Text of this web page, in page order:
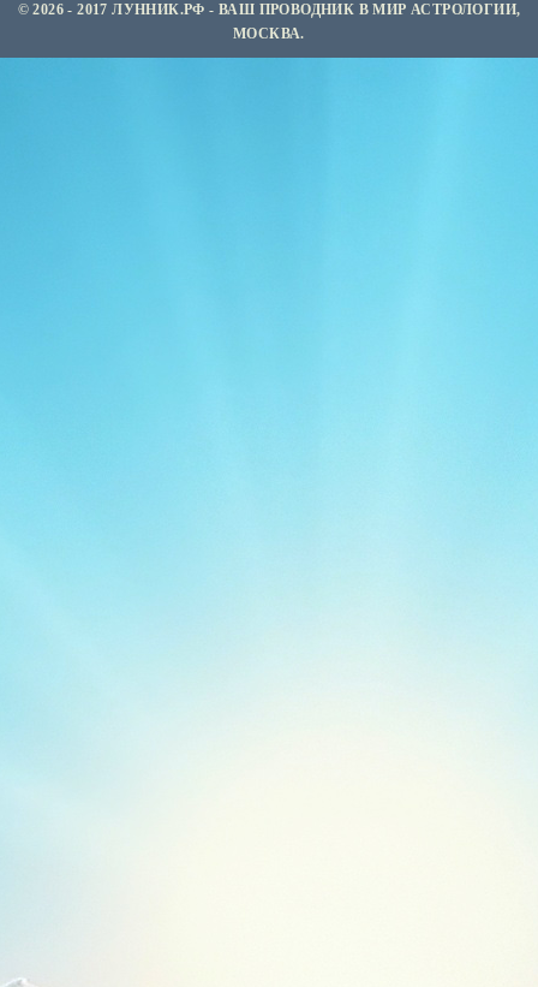
© 2026 - 2017 ЛУННИК.РФ - ВАШ ПРОВОДНИК В МИР АСТРОЛОГИИ,
МОСКВА.